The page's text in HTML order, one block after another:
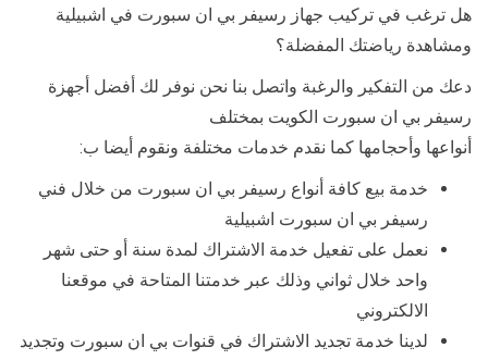
هل ترغب في تركيب جهاز رسيفر بي ان سبورت في اشبيلية
ومشاهدة رياضتك المفضلة؟
دعك من التفكير والرغبة واتصل بنا نحن نوفر لك أفضل أجهزة
رسيفر بي ان سبورت الكويت بمختلف
أنواعها وأحجامها كما نقدم خدمات مختلفة ونقوم أيضا ب:
خدمة بيع كافة أنواع رسيفر بي ان سبورت من خلال فني
رسيفر بي ان سبورت اشبيلية
نعمل على تفعيل خدمة الاشتراك لمدة سنة أو حتى شهر
واحد خلال ثواني وذلك عبر خدمتنا المتاحة في موقعنا
الالكتروني
لدينا خدمة تجديد الاشتراك في قنوات بي ان سبورت وتجديد